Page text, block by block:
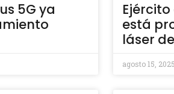
5G ya
está
láser
agosto 15, 2025